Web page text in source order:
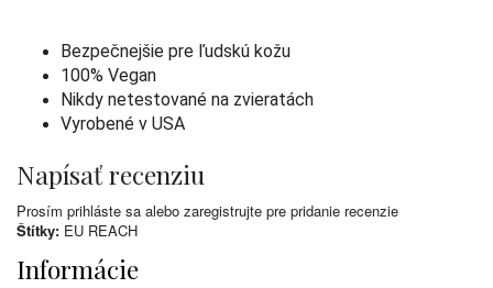
Bezpečnejšie pre ľudskú kožu
100% Vegan
Nikdy netestované na zvieratách
Vyrobené v USA
Napísať recenziu
Prosím prihláste sa alebo zaregistrujte pre pridanie recenzie
Štítky: EU REACH
Informácie